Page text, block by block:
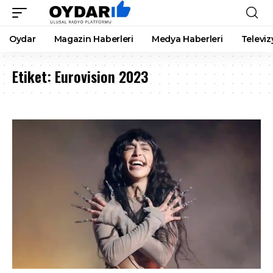
Oydar Magazin Haberleri Medya Haberleri
Etiket: Eurovision 2023